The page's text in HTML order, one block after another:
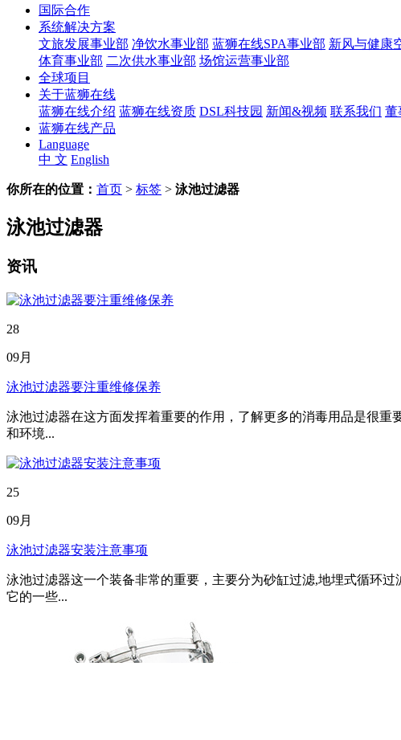
国际合作
系统解决方案
文旅发展事业部 净饮水事业部 蓝狮在线SPA事业部 新风与健康
体育事业部 二次供水事业部 场馆运营事业部
全球项目
关于蓝狮在线
蓝狮在线介绍 蓝狮在线资质 DSL科技园 新闻&视频 联系我们 董
蓝狮在线产品
Language
中 文 English
你所在的位置： 首页 > 标签 > 泳池过滤器
泳池过滤器
资讯
28
09月
泳池过滤器要注重维修保养
泳池过滤器在这方面发挥着重要的作用，了解更多的消毒用品是很
和环境...
25
09月
泳池过滤器安装注意事项
泳池过滤器这一个装备非常的重要，主要分为砂缸过滤,地埋式循环
它的一些...